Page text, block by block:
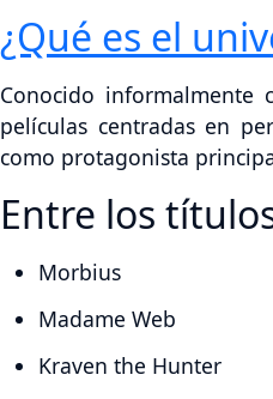
¿Qué es el
Conocido informalmente
películas centradas en
como protagonista
Entre los
Morbius
Madame Web
Kraven the Hunter